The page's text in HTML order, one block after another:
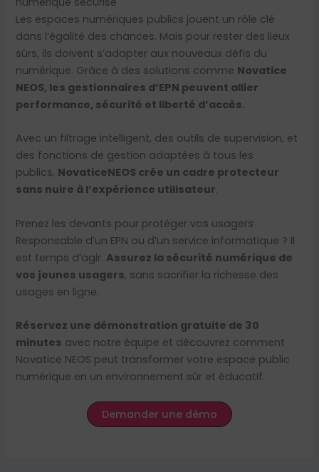
Les espaces numériques publics jouent un rôle clé
dans l’égalité des chances. Mais pour rester des lieux
sûrs, ils doivent s’adapter aux nouveaux défis du
numérique. Grâce à des solutions comme Novatice
NEOS, les gestionnaires d’EPN peuvent allier
performance, sécurité et liberté d’accès.
Avec un filtrage intelligent, des outils de supervision, et
des fonctions de gestion adaptées à tous les
publics, NovaticeNEOS crée un cadre protecteur
sans nuire à l’expérience utilisateur.
Prenez les devants pour protéger vos usagers
Responsable d’un EPN ou d’un service informatique ? Il
est temps d’agir. Assurez la sécurité numérique de
vos jeunes usagers, sans sacrifier la richesse des
usages en ligne.
Réservez une démonstration gratuite de 30
minutes avec notre équipe et découvrez comment
Novatice NEOS peut transformer votre espace public
numérique en un environnement sûr et éducatif.
Demander une démo